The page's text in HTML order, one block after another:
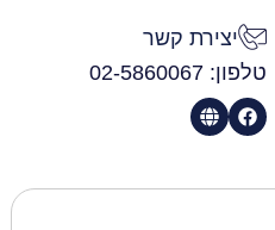
יצירת קשר
טלפון: 02-5860067